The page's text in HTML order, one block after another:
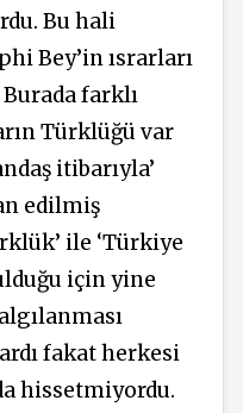
Bu hali
Bey’in ısrarları
Burada farklı
Türklüğü var
itibarıyla’
edilmiş
ile ‘Türkiye
için yine
fakat herkesi
hissetmiyordu.